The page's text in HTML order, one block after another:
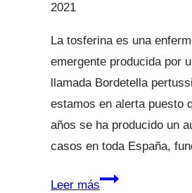
2021
La tosferina es una
emergente producida por
llamada Bordetella
estamos en alerta puesto
años se ha producido un
casos en toda España,
Leer másTosferina.